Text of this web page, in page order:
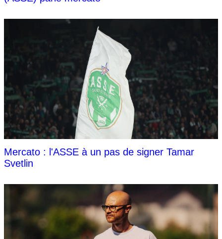
Mercato : l'ASSE à un pas de signer Tamar
Svetlin